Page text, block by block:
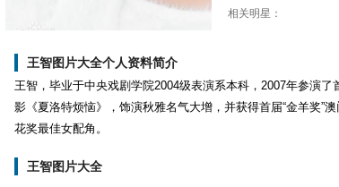
相关明星：
王智图片大全个人资料简介
王智，毕业于中央戏剧学院2004级表演系本科，2007年参演
影《夏洛特烦恼》，饰演秋雅名气大增，并获得首届“金羊奖”
花奖最佳女配角。
王智图片大全